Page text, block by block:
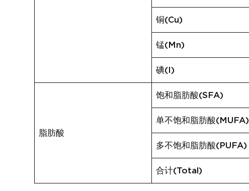
铜(Cu)
锰(Mn)
碘(I)
脂肪酸
饱和脂肪酸(SFA)
单不饱和脂肪酸(MUFA)
多不饱和脂肪酸(PUFA)
合计(Total)